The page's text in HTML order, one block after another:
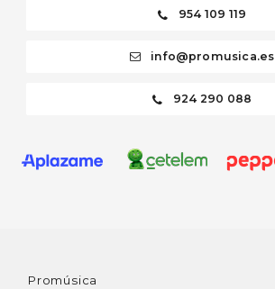
954 109 119
info@promusica.es
924 290 088
Promúsica